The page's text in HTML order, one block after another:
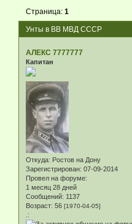
Унты в ВВ МВД СССР
Страница:1
АЛЕКС 7777777
Капитан
Откуда: Ростов на Дону
Зарегистрирован: 07-09-2014
Провел на форуме:
1 месяц 28 дней
Сообщений: 1137
Возраст: 56 [1970-04-05]
.: